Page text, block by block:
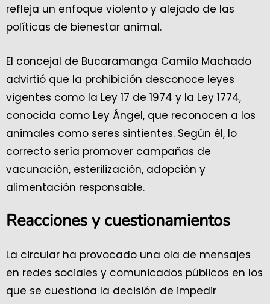
refleja un enfoque violento y alejado de las
políticas de bienestar animal.
El concejal de Bucaramanga Camilo Machado
advirtió que la prohibición desconoce leyes
vigentes como la Ley 17 de 1974 y la Ley 1774,
conocida como Ley Ángel, que reconocen a los
animales como seres sintientes. Según él, lo
correcto sería promover campañas de
vacunación, esterilización, adopción y
alimentación responsable.
Reacciones y cuestionamientos
La circular ha provocado una ola de mensajes
en redes sociales y comunicados públicos en los
que se cuestiona la decisión de impedir